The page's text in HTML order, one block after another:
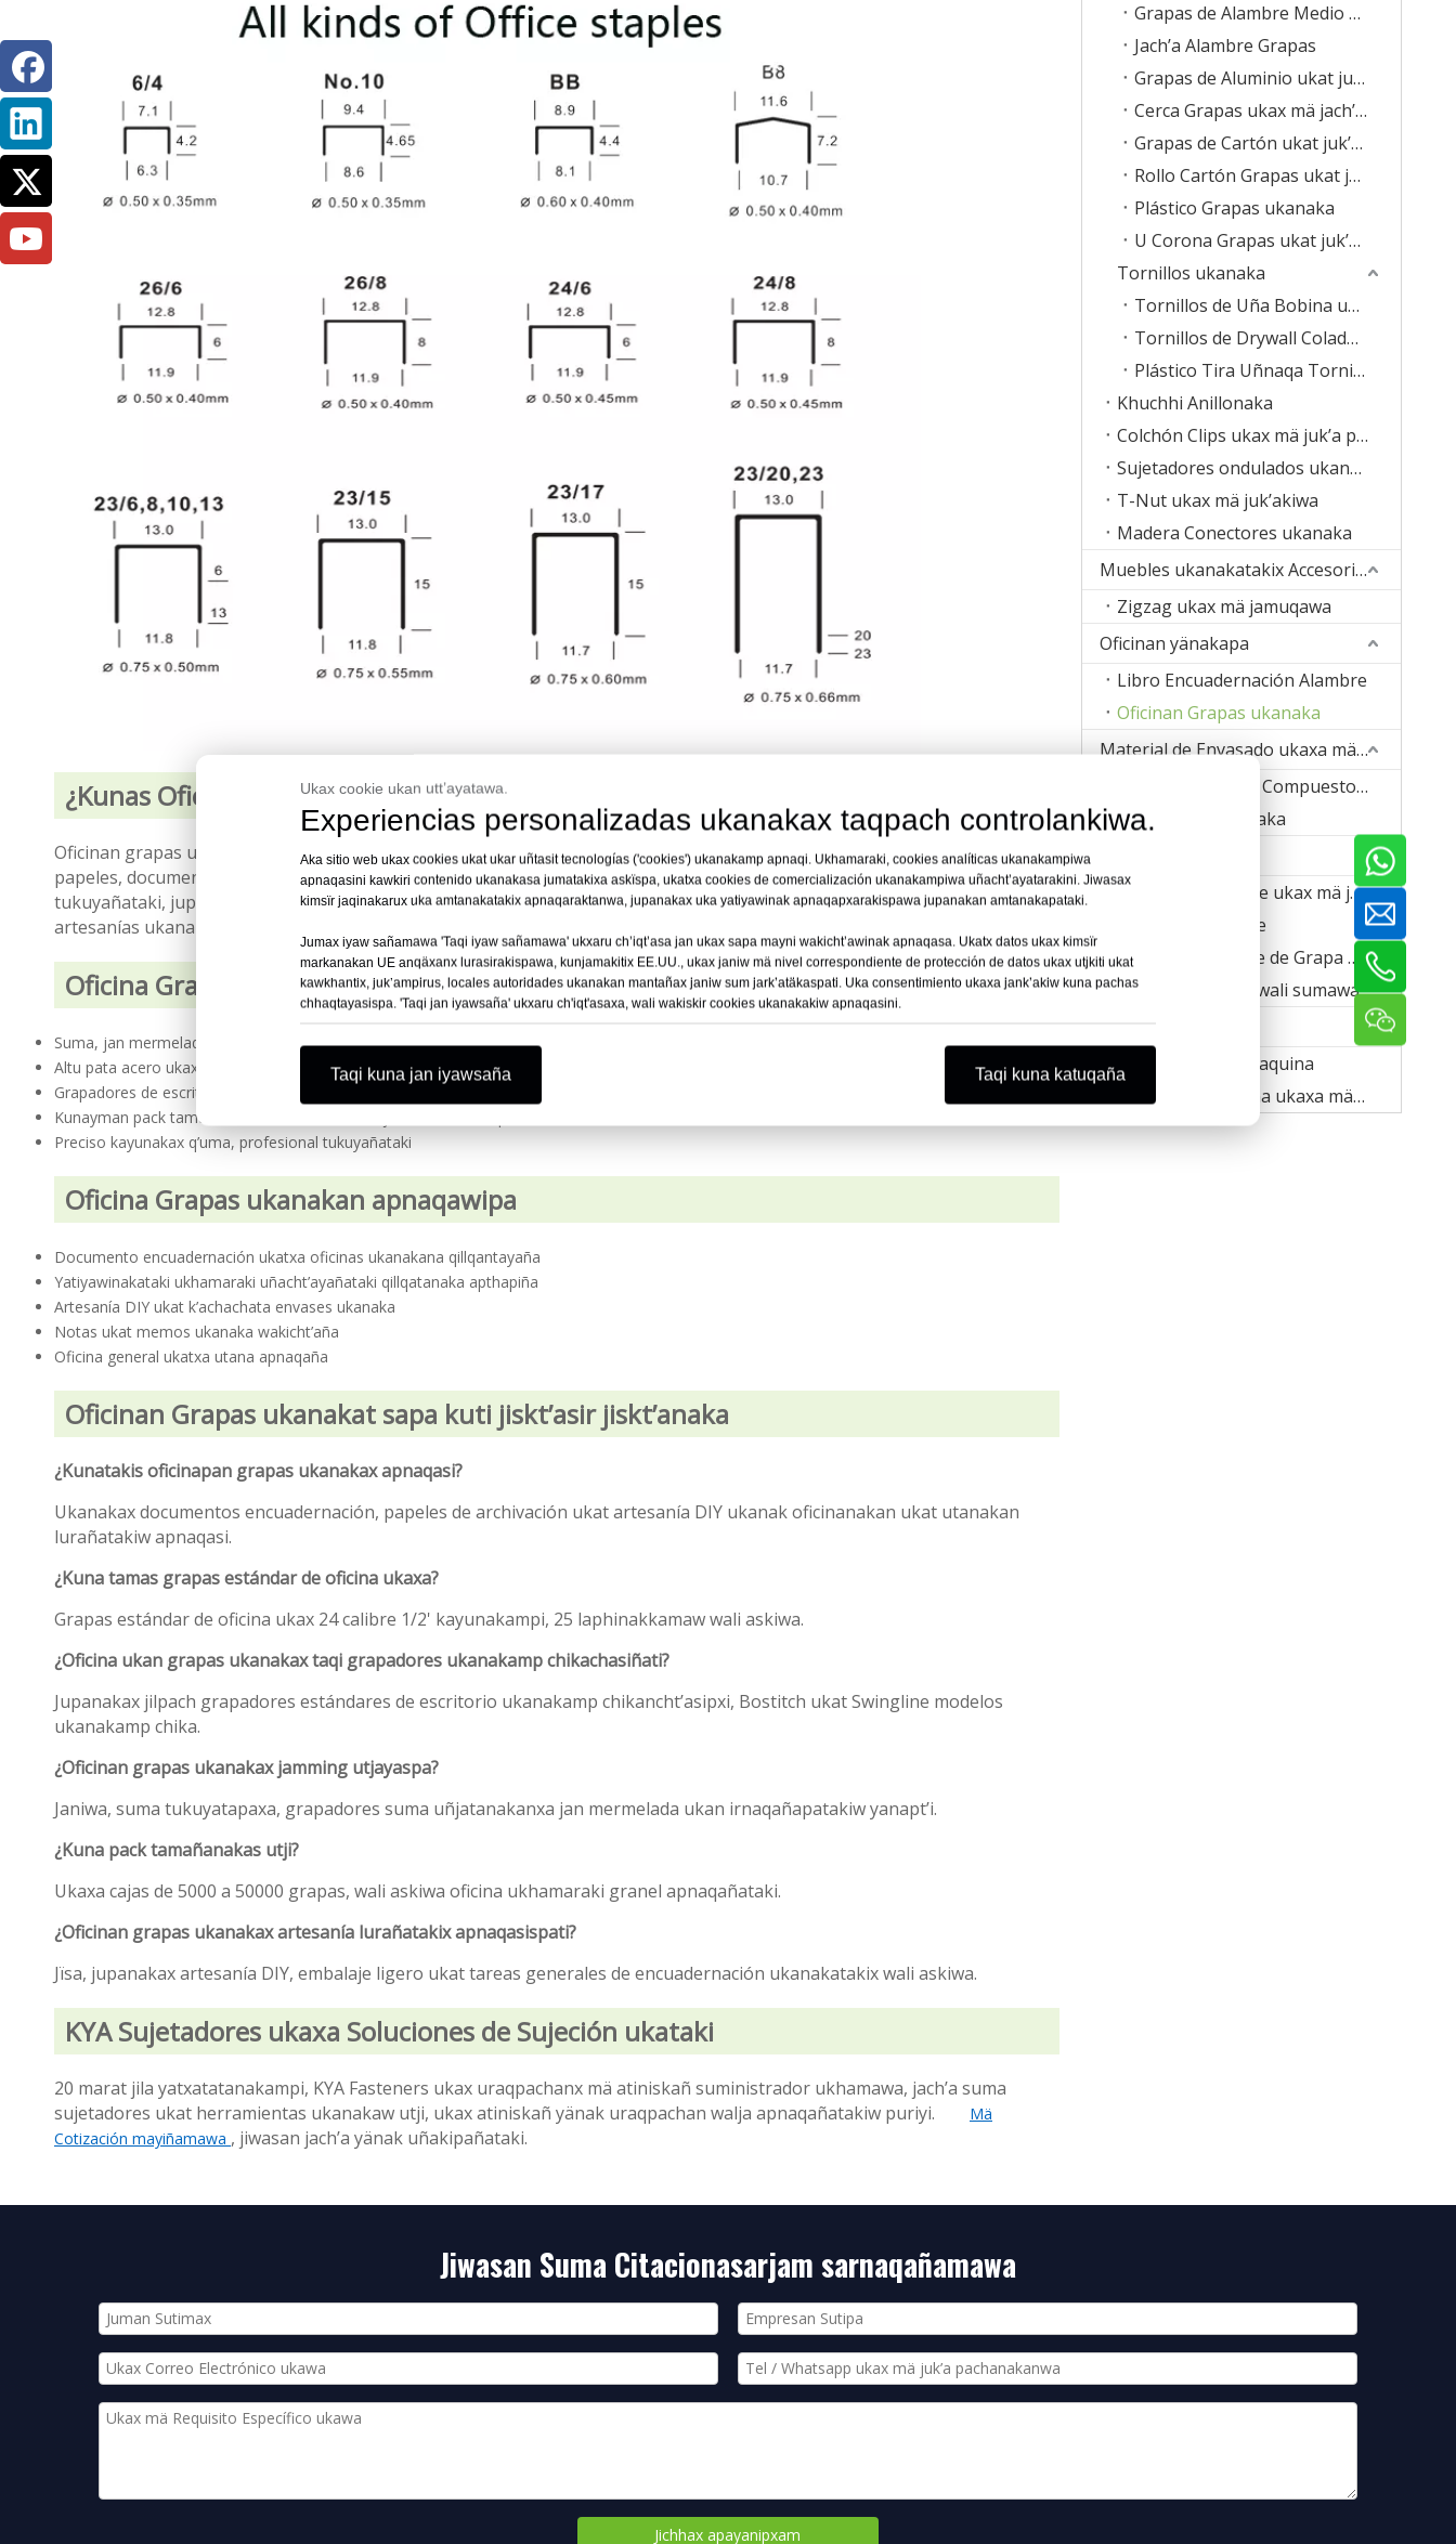
¿Kunas Oficinan Grapas satäkis ukajja?
Oficinan grapas ukanakax jisk’a, U ukham sujetadores ukanakawa, ukax grapadores de escritorio ukanakamp apnaqatawa,
papeles, documentos ukat k’acha materiales ukanakar chint’añataki. Acero de alta calidad ukata luratawa mä suma
tukuyañataki, jupanakaxa jark’aqipxiwa jamming ukatxa seguro encuadernación ukanakawa archivos, informes ukatxa
artesanías ukanakataki, ukaxa tamaños estándares ukanakanwa utji universal compatibilidad ukataki.
Oficina Grapas ukan uñacht’äwinakapa
Suma, jan mermelada ukan diseño ukax confiable grapamiento ukataki
Altu pata acero ukaxa wali ch’amampi chint’añataki
Grapadores de escritorio estándar ukanakampi chikachasiña
Kunayman pack tamañanakaniwa oficina ukan jan walt’awinakapata
Preciso kayunakax q’uma, profesional tukuyañataki
Oficina Grapas ukanakan apnaqawipa
Documento encuadernación ukatxa oficinas ukanakana qillqantayaña
Yatiyawinakataki ukhamaraki uñacht’ayañataki qillqatanaka apthapiña
Artesanía DIY ukat k’achachata envases ukanaka
Notas ukat memos ukanaka wakicht’aña
Oficina general ukatxa utana apnaqaña
Oficinan Grapas ukanakat sapa kuti jisktʼasir jisktʼanaka
¿Kunatakis oficinapan grapas ukanakax apnaqasi?
Ukanakax documentos encuadernación, papeles de archivación ukat artesanía DIY ukanak oficinanakan ukat utanakan
lurañatakiw apnaqasi.
¿Kuna tamas grapas estándar de oficina ukaxa?
Grapas estándar de oficina ukax 24 calibre 1/2' kayunakampi, 25 laphinakkamaw wali askiwa.
¿Oficina ukan grapas ukanakax taqi grapadores ukanakamp chikachasiñati?
Jupanakax jilpach grapadores estándares de escritorio ukanakamp chikancht’asipxi, Bostitch ukat Swingline modelos
ukanakamp chika.
¿Oficinan grapas ukanakax jamming utjayaspa?
Janiwa, suma tukuyatapaxa, grapadores suma uñjatanakanxa jan mermelada ukan irnaqañapatakiw yanapt’i.
¿Kuna pack tamañanakas utji?
Ukaxa cajas de 5000 a 50000 grapas, wali askiwa oficina ukhamaraki granel apnaqañataki.
¿Oficinan grapas ukanakax artesanía lurañatakix apnaqasispati?
Jïsa, jupanakax artesanía DIY, embalaje ligero ukat tareas generales de encuadernación ukanakatakix wali askiwa.
KYA Sujetadores ukaxa Soluciones de Sujeción ukataki
20 marat jila yatxatatanakampi, KYA Fasteners ukax uraqpachanx mä atiniskañ suministrador ukhamawa, jach’a suma
sujetadores ukat herramientas ukanakaw utji, ukax atiniskañ yänak uraqpachan walja apnaqañatakiw puriyi.
Mä
Cotización mayiñamawa , jiwasan jach’a yänak uñakipañataki.
Grapas de Alambre Medio ukaxa
Jach’a Alambre Grapas
Grapas de Aluminio ukat juk’ampinaka
Cerca Grapas ukax mä jach’a uñacht’äwiwa
Grapas de Cartón ukat juk’ampinaka
Rollo Cartón Grapas ukat juk’ampinaka
Plástico Grapas ukanaka
U Corona Grapas ukat juk’ampinaka
Tornillos ukanaka
Tornillos de Uña Bobina ukaxa
Tornillos de Drywall Colado ukaxa mä juk’a pachanakwa lurasi
Plástico Tira Uñnaqa Tornillos
Khuchhi Anillonaka
Colchón Clips ukax mä juk’a pachanakanwa
Sujetadores ondulados ukanakampi
T-Nut ukax mä juk’akiwa
Madera Conectores ukanaka
Muebles ukanakatakix Accesorios ukanakaw utji
Zigzag ukax mä jamuqawa
Oficinan yänakapa
Libro Encuadernación Alambre
Oficinan Grapas ukanaka
Material de Envasado ukaxa mä juk’a pachanakwa lurasi
Correa de Correa Compuesto Ukaxa mä juk’a pachanakwa lurasi
Alambre Hebillanaka
Rebar Tie Alambre ukax mä juk’a pachanakanwa
Ch’ukuña Alambre
Banda de Alambre de Grapa ukax mä juk’a pachanakanwa
Soldadura ukaxa wali sumawa
Uñnaqa luraña Maquina
Hilo Rollo Máquina ukaxa mä juk’a pachanakwa lurasi
Jiwasan Suma Citacionasarjam sarnaqañamawa
Jichhax apayanipxam
Ukax cookie ukan utt’ayatawa.
Experiencias personalizadas ukanakax taqpach controlankiwa.
Aka sitio web ukax cookies ukat ukar uñtasit tecnologías ('cookies') ukanakamp apnaqi. Ukhamaraki, cookies analíticas ukanakampiwa
apnaqasini kawkiri contenido ukanakasa jumatakixa askïspa, ukatxa cookies de comercialización ukanakampiwa uñacht’ayatarakini. Jiwasax
kimsïr jaqinakarux uka amtanakatakix apnaqaraktanwa, jupanakax uka yatiyawinak apnaqapxarakispawa jupanakan amtanakapataki.
Jumax iyaw sañamawa 'Taqi iyaw sañamawa' ukxaru ch’iqt’asa jan ukax sapa mayni wakicht’awinak apnaqasa. Ukatx datos ukax kimsïr
markanakan UE anqäxanx lurasirakispawa, kunjamakitix EE.UU., ukax janiw mä nivel correspondiente de protección de datos ukax utjkiti ukat
kawkhantix, juk’ampirus, locales autoridades ukanakan mantañax janiw sum jark’atäkaspati. Uka consentimiento ukaxa jank’akiw kuna pachas
chhaqtayasispa. 'Taqi jan iyawsaña' ukxaru ch'iqt'asaxa, wali wakiskir cookies ukanakakiw apnaqasini.
Taqi kuna jan iyawsaña Taqi kuna katuqaña